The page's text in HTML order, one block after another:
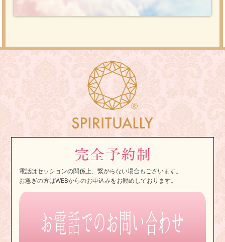
電話はセッションの関係上、繋がらない場合もございます。
お急ぎの方はWEBからのお申込みをお勧めしております。